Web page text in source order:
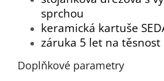
sprchou
keramická kartuše
záruka 5 let na těsnost
Doplňkové parametry